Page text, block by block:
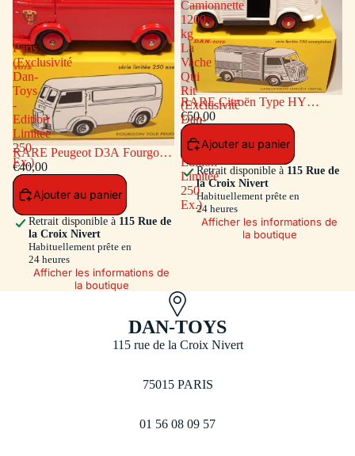
Tôlé
Pompiers
de
Paris
(Exclusivité
Dan-
Toys
-
Edition
Limitée
250
Ex.)
RARE Peugeot D3A Fourgon
Tôlé Pompiers de Paris
(Exclusivité Dan-Toys - Edition
Limitée 250 Ex.)
€40,00
Ajouter au panier
Retrait disponible à 115 Rue de
la Croix Nivert
Habituellement prête en
24 heures
Afficher les informations de
la boutique
Camionnette
1200
kg
La
Vache
Qui
Rit
(Exclusivité
Dan-
Toys
-
Edition
Limitée
250
Ex.)
RARE Citroën Type HY
Camionnette 1200 kg La Vache
Qui Rit (Exclusivité Dan-Toys -
Edition Limitée 250 Ex.)
€50,00
Ajouter au panier
Retrait disponible à 115 Rue de
la Croix Nivert
Habituellement prête en
24 heures
Afficher les informations de
la boutique
DAN-TOYS
115 rue de la Croix Nivert
75015 PARIS
01 56 08 09 57